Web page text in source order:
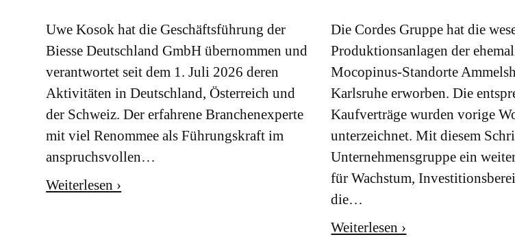
Uwe Kosok hat die Geschäftsführung der
Biesse Deutschland GmbH übernommen und
verantwortet seit dem 1. Juli 2026 deren
Aktivitäten in Deutschland, Österreich und
der Schweiz. Der erfahrene Branchenexperte
mit viel Renommee als Führungskraft im
anspruchsvollen…
Weiterlesen ›
Die Cordes Gruppe hat die
Produktionsanlagen der
Mocopinus-Standorte
Karlsruhe erworben. Die
Kaufverträge wurden vorige
unterzeichnet. Mit diesem
Unternehmensgruppe ein
für Wachstum,
die…
Weiterlesen ›